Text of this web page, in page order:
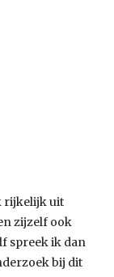
rijkelijk uit
zijzelf ook
spreek ik dan
bij dit